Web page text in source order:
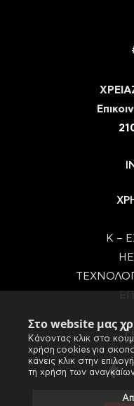
Στο website μας
Κάνοντας κλικ στο
χρήση cookies για
κάνεις κλικ στην
τη χρήση των
Κ –